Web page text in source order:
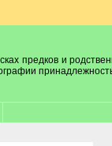
предков и